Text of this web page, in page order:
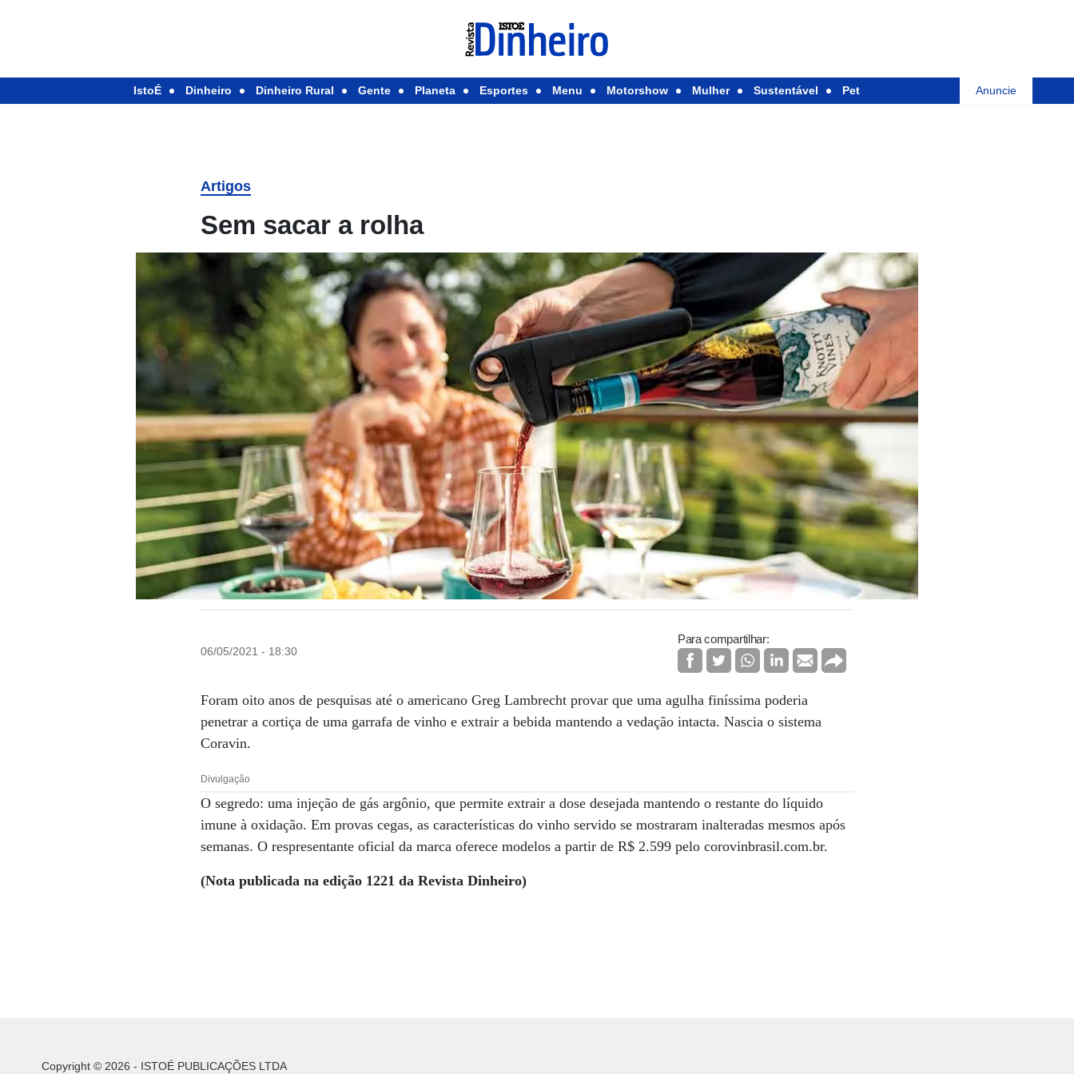
IstoÉ Dinheiro Dinheiro Rural Gente Planeta Esportes Menu Motorshow Mulher Sustentável Pet Anuncie
Artigos
Sem sacar a rolha
06/05/2021 - 18:30
Para compartilhar:
Foram oito anos de pesquisas até o americano Greg Lambrecht provar que uma agulha finíssima poderia
penetrar a cortiça de uma garrafa de vinho e extrair a bebida mantendo a vedação intacta. Nascia o sistema
Coravin.
Divulgação
O segredo: uma injeção de gás argônio, que permite extrair a dose desejada mantendo o restante do líquido
imune à oxidação. Em provas cegas, as características do vinho servido se mostraram inalteradas mesmos após
semanas. O respresentante oficial da marca oferece modelos a partir de R$ 2.599 pelo corovinbrasil.com.br.
(Nota publicada na edição 1221 da Revista Dinheiro)
Copyright © 2026 - ISTOÉ PUBLICAÇÕES LTDA